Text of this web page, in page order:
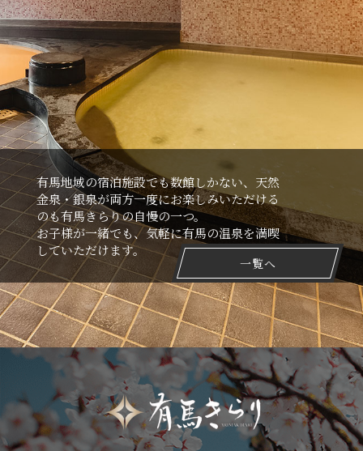
有⾺地域の宿泊施設でも数館しかない、天然
⾦泉・銀泉が両⽅⼀度にお楽しみいただける
のも有⾺きらりの⾃慢の⼀つ。
お⼦様が⼀緒でも、気軽に有⾺の温泉を満喫
していただけます。
一覧へ